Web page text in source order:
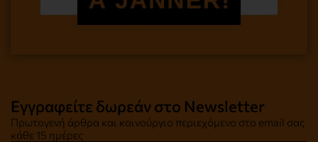
Εγγραφείτε δωρεάν στο Newsletter
Πρωτογενή άρθρα και καινούργιο περιεχόμενο στο email σας
κάθε 15 ημέρες